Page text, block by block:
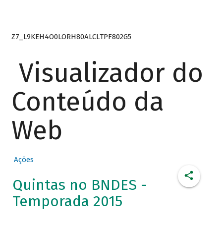
Z7_L9KEH4O0LORH80ALCLTPF802G5
Visualizador do
Conteúdo da
Web
Ações
Quintas no BNDES -
Temporada 2015